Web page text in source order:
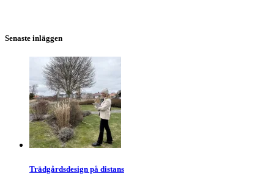
Senaste inläggen
Trädgårdsdesign på distans